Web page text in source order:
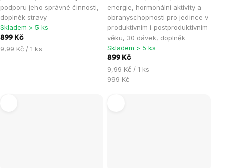
podporu jeho správné činnosti,
doplněk stravy
Skladem > 5 ks
899 Kč
Měrná
9,99 Kč / 1 ks
energie, hormonální aktivity a
obranyschopnosti pro jedince v
produktivním i postproduktivním
věku, 30 dávek, doplněk
Skladem > 5 ks
899 Kč
Měrná
cena:
9,99 Kč / 1 ks
999 Kč